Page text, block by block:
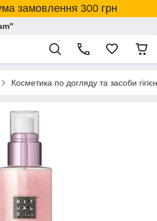
замовлення 300 грн
Косметика по догляду та засоби